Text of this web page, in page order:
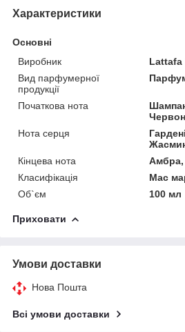
Характеристики
Основні
Виробник
Lattafa
Вид парфумерної
продукції
Початкова нота
Нота серця
Кінцева нота
Амбра,
Класифікація
Мас
Об`єм
100 мл
Приховати
Умови доставки
Нова Пошта
Всі умови доставки